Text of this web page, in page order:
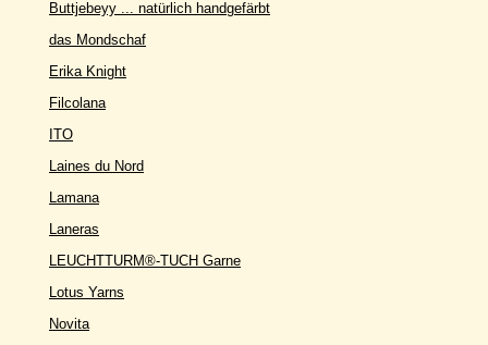
Buttjebeyy ... natürlich handgefärbt
das Mondschaf
Erika Knight
Filcolana
ITO
Laines du Nord
Lamana
Laneras
LEUCHTTURM®-TUCH Garne
Lotus Yarns
Novita